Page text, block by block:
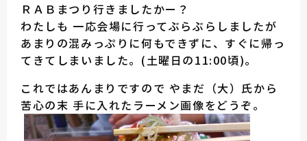
ＲＡＢまつり行きましたかー？
わたしも 一応会場に行ってぶらぶらしましたが
あまりの混みっぷりに何もできずに、すぐに帰っ
てきてしまいました。(土曜日の11:00頃)。
これではあんまりですので やまだ（大）氏から
苦心の末 手に入れたラーメン画像をどうぞ。